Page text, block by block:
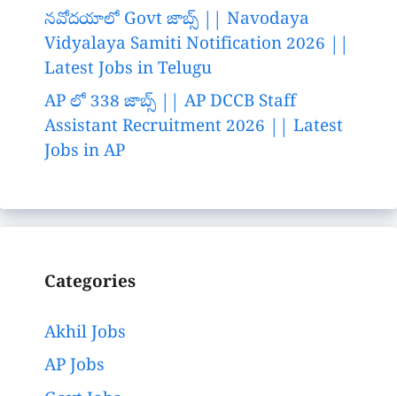
నవోదయాలో Govt జాబ్స్ || Navodaya
Vidyalaya Samiti Notification 2026 ||
Latest Jobs in Telugu
AP లో 338 జాబ్స్ || AP DCCB Staff
Assistant Recruitment 2026 || Latest
Jobs in AP
Categories
Akhil Jobs
AP Jobs